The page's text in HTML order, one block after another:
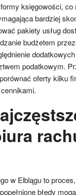
księgowości,
bardziej
pakiety usług
budżetem
podatkowym.
oferty kilku
w Elblągu to
błędy